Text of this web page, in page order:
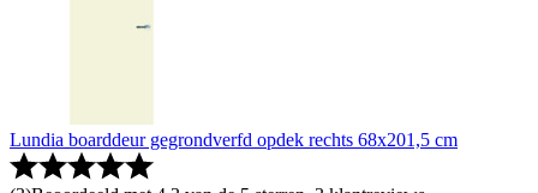
Lundia boarddeur gegrondverfd opdek rechts 68x201,5 cm